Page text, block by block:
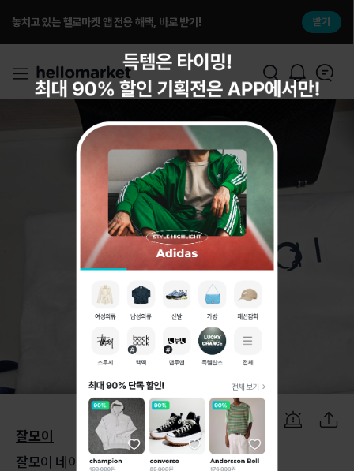
놓치고 있는 헬로마켓 앱 전용 해택, 바로 받기! 받기
1 / 9
잘모이
잘모이 네이비 가죽 토트백